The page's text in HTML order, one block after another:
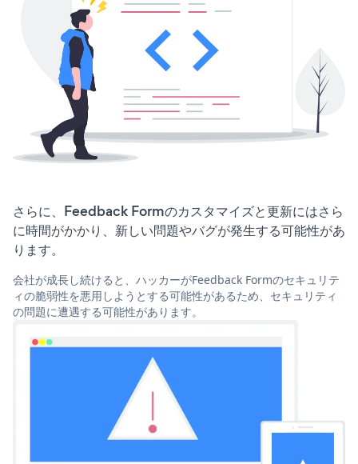
さらに、Feedback Formのカスタマイズと更新にはさら
に時間がかかり、新しい問題やバグが発生する可能性があ
ります。
会社が成長し続けると、ハッカーがFeedback Formのセキュリテ
ィの脆弱性を悪用しようとする可能性があるため、セキュリティ
の問題に遭遇する可能性があります。